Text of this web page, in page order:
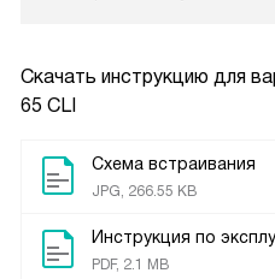
Скачать инструкцию для
65 CLI
Схема встраивания
JPG, 266.55 KB
Инструкция по
PDF, 2.1 MB